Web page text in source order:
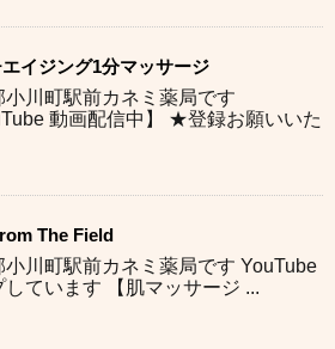
イジング1分マッサージ
小川町駅前カネミ薬局です
動画配信中】 ★登録お願いいた
The Field
小川町駅前カネミ薬局です YouTube
しています 【肌マッサージ ...